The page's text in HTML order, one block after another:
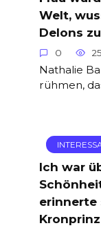
Welt,
Delons
0
Nathalie
rühmen,
Ich war
erinnerte